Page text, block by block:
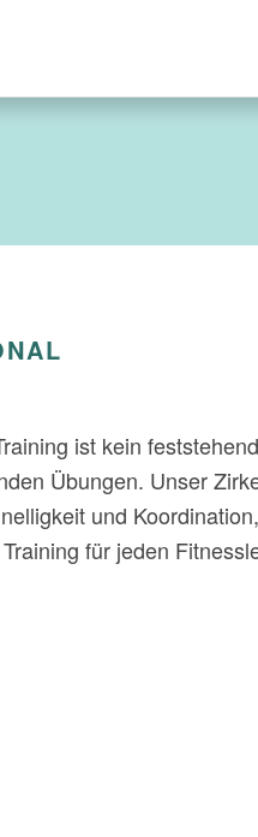
ist kein
Übungen. Unser
und
für jeden